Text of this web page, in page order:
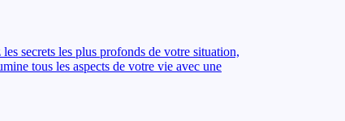
secrets les plus profonds de votre situation,
tous les aspects de votre vie avec une